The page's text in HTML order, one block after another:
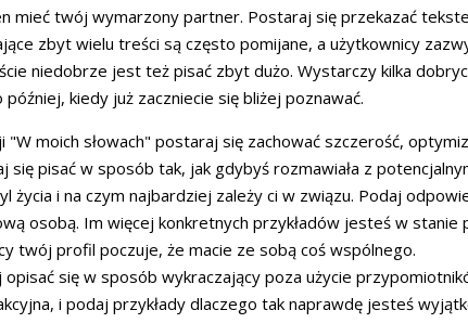
mieć twój wymarzony partner. Postaraj się przekazać
zbyt wielu treści są często pomijane, a użytkownicy
niedobrze jest też pisać zbyt dużo. Wystarczy kilka
kiedy już zaczniecie się bliżej poznawać.
"W moich słowach" postaraj się zachować szczerość,
się pisać w sposób tak, jak gdybyś rozmawiała z
życia i na czym najbardziej zależy ci w związu. Podaj
osobą. Im więcej konkretnych przykładów jesteś w stanie
twój profil poczuje, że macie ze sobą coś wspólnego.
opisać się w sposób wykraczający poza użycie
i podaj przykłady dlaczego tak naprawdę jesteś